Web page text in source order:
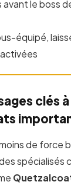
le boss
équipé,
clés
de force
spécialisés